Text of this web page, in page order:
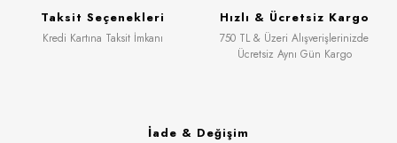
Taksit Seçenekleri
Kredi Kartına Taksit İmkanı
Hızlı & Ücretsiz Kargo
750 TL & Üzeri Alışverişlerinizde
Ücretsiz Aynı Gün Kargo
İade & Değişim